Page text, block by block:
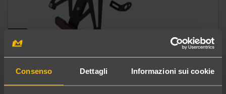
Consenso Dettagli Informazioni sui cookie
Lightech KT107 Porta targa KTM RC 125 / 200/